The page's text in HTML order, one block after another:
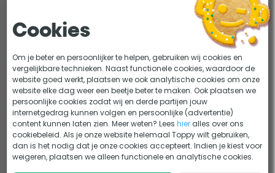
Bekijk alle specificaties
Handleiding en documenten
Handleiding Intex Quickfill 230V AC luchtpomp
Cookies
Om je beter en persoonlijker te helpen, gebruiken wij cookies en
vergelijkbare technieken. Naast functionele cookies, waardoor de
website goed werkt, plaatsen we ook analytische cookies om onze
website elke dag weer een beetje beter te maken. Ook plaatsen we
persoonlijke cookies zodat wij en derde partijen jouw
internetgedrag kunnen volgen en persoonlijke (advertentie)
content kunnen laten zien. Meer weten? Leeshier alles over ons
cookiebeleid. Als je onze website helemaal Toppy wilt gebruiken,
dan is het nodig dat je onze cookies accepteert. Indien je kiest voor
weigeren, plaatsen we alleen functionele en analytische cookies.